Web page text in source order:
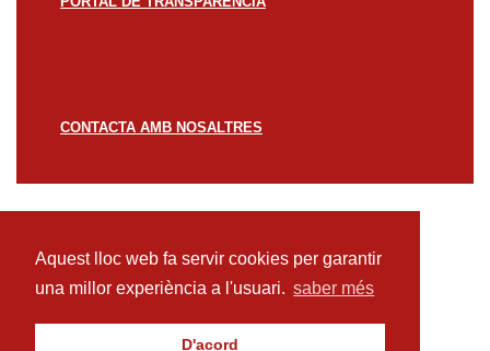
Aquest lloc web fa servir cookies per garantir
una millor experiència a l'usuari. saber més
D'acord
CONTACTA AMB NOSALTRES